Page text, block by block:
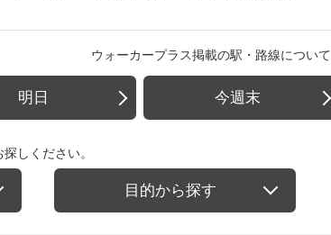
ウォーカープラス掲載の駅・路線について
明日 今週末
しください。
目的から探す